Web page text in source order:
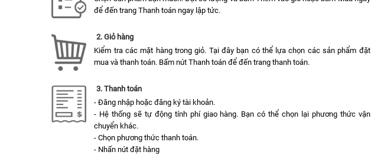
để đến trang Thanh toán ngay lập tức.
2. Giỏ hàng
Kiểm tra các mặt hàng trong giỏ. Tại đây bạn có thể lựa chọn các sản phẩm đặt
mua và thanh toán. Bấm nút Thanh toán để đến trang thanh toán.
3. Thanh toán
- Đăng nhập hoặc đăng ký tài khoản.
- Hệ thống sẽ tự động tính phí giao hàng. Bạn có thể chọn lại phương thức vận
chuyển khác.
- Chọn phương thức thanh toán.
- Nhấn nút đặt hàng